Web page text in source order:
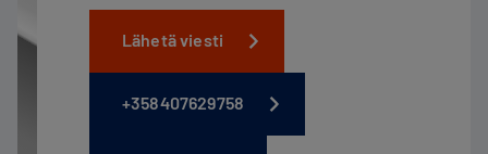
Lähetä viesti
+358407629758